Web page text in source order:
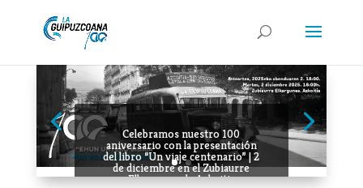
Celebramos nuestro 100
aniversario con la presentación
del libro “Un viaje centenario” | 2
de diciembre en el Zubiaurre
Elkargunea de Azkoitia